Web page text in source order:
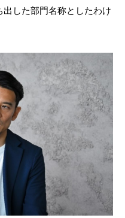
した部門名称としたわけ